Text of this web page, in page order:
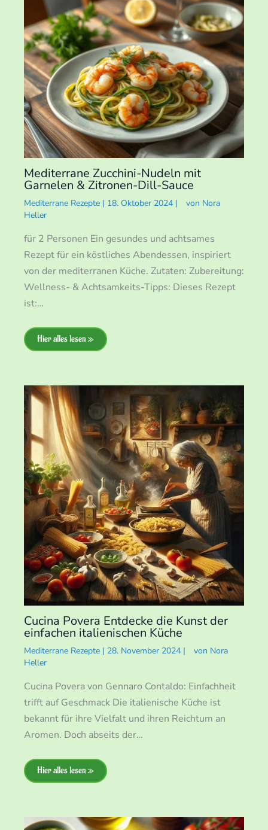
Mediterrane Zucchini-Nudeln mit
Garnelen & Zitronen-Dill-Sauce
Mediterrane Rezepte | 18. Oktober 2024 | von Nora
Heller
für 2 Personen Ein gesundes und achtsames
Rezept für ein köstliches Abendessen, inspiriert
von der mediterranen Küche. Zutaten: Zubereitung:
Wellness- & Achtsamkeits-Tipps: Dieses Rezept
ist:…
Hier alles lesen »
Cucina Povera Entdecke die Kunst der
einfachen italienischen Küche
Mediterrane Rezepte | 28. November 2024 | von Nora
Heller
Cucina Povera von Gennaro Contaldo: Einfachheit
trifft auf Geschmack Die italienische Küche ist
bekannt für ihre Vielfalt und ihren Reichtum an
Aromen. Doch abseits der…
Hier alles lesen »